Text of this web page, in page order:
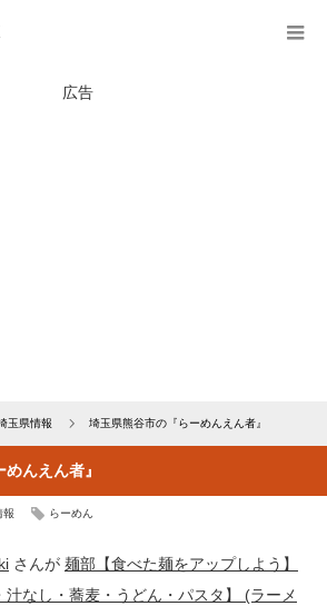
広告
玉県情報 埼玉県熊谷市の『らーめんえん者』
んえん者』
報 らーめん
さんが 麺部【食べた麺をアップしよう】
汁なし・蕎麦・うどん・パスタ】 (ラーメ